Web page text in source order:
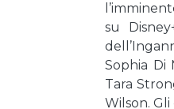
su
Sophia Di
Tara
Wilson.